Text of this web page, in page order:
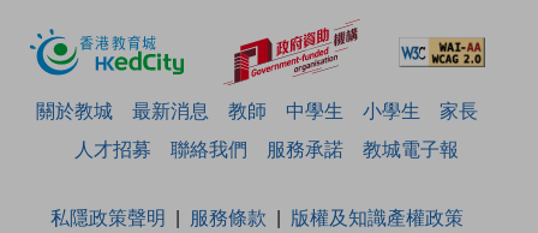
關於教城 最新消息 教師 中學生 小學生
家長
人才招募
聯絡我們 服務承諾 教城電子報
私隱政策聲明 服務條款
版權及知識產權政策